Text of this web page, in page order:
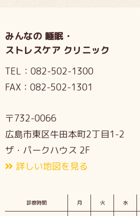
みんなの 睡眠・
ストレスケア クリニック
TEL： 082-502-1300
FAX： 082-502-1301
〒732-0066
広島市東区牛田本町2丁目1-2
ザ・パークハウス 2F
詳しい地図を見る
診察時間 月 火 水